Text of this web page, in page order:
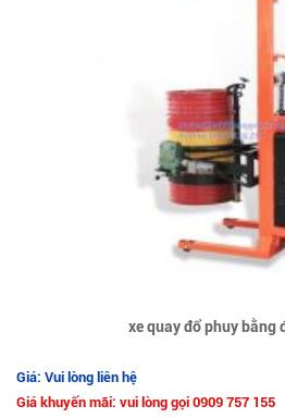
xe quay đổ phuy bằng
Giá: Vui lòng liên hệ
Giá khuyến mãi: vui lòng gọi 0909 757 155